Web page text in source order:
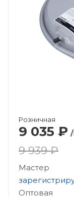
Розничная
9 035 ₽
9 939 ₽
Мастер
Оптовая